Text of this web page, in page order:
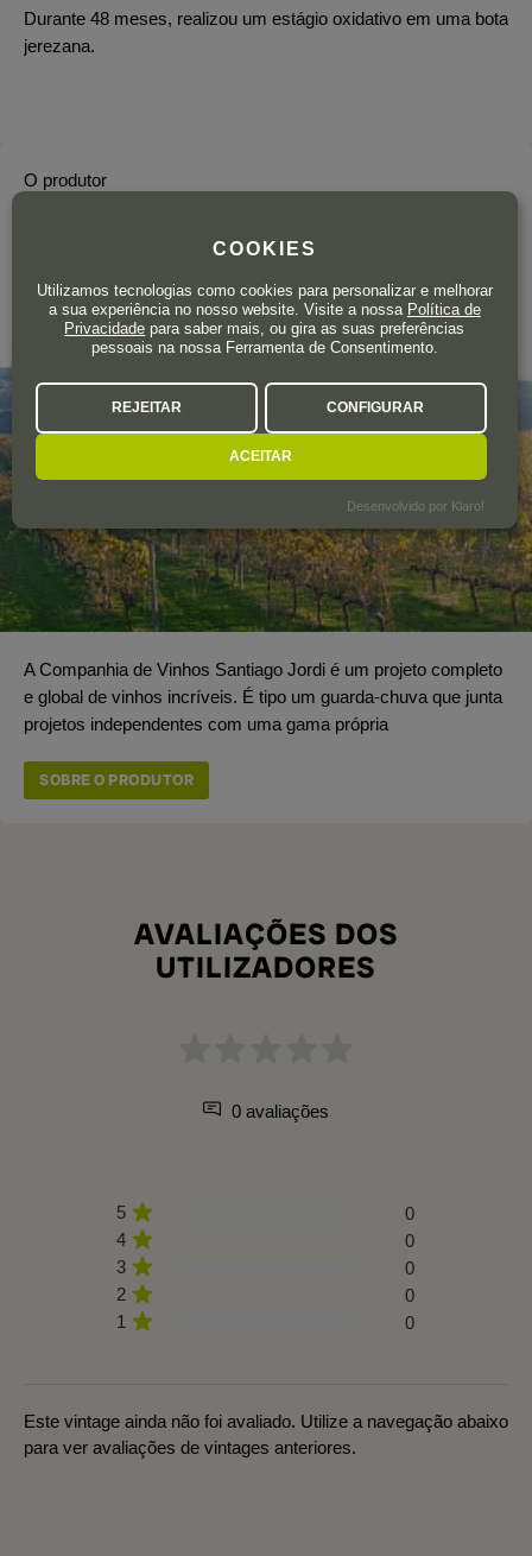
Durante 48 meses, realizou um estágio oxidativo em uma bota
jerezana.
O produtor
Espanha
A Companhia de Vinhos Santiago Jordi é um projeto completo
e global de vinhos incríveis. É tipo um guarda-chuva que junta
projetos independentes com uma gama própria
SOBRE O PRODUTOR
AVALIAÇÕES DOS
UTILIZADORES
0 avaliações
5
0
4
0
3
0
2
0
1
0
Este vintage ainda não foi avaliado. Utilize a navegação abaixo
para ver avaliações de vintages anteriores.
COOKIES
Utilizamos tecnologias como cookies para personalizar e melhorar
a sua experiência no nosso website. Visite a nossa Política de
Privacidade para saber mais, ou gira as suas preferências
pessoais na nossa Ferramenta de Consentimento.
REJEITAR CONFIGURAR
ACEITAR
Desenvolvido por Klaro!